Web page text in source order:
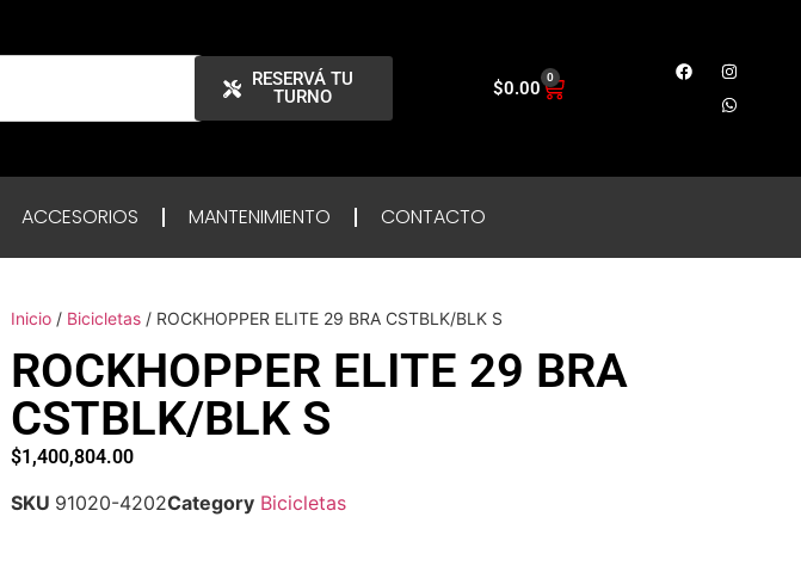
RESERVÁ TU
TURNO
$0.00 0
ACCESORIOS MANTENIMIENTO CONTACTO
Inicio / Bicicletas / ROCKHOPPER ELITE 29 BRA CSTBLK/BLK S
ROCKHOPPER ELITE 29 BRA
CSTBLK/BLK S
$1,400,804.00
SKU 91020-4202Category Bicicletas